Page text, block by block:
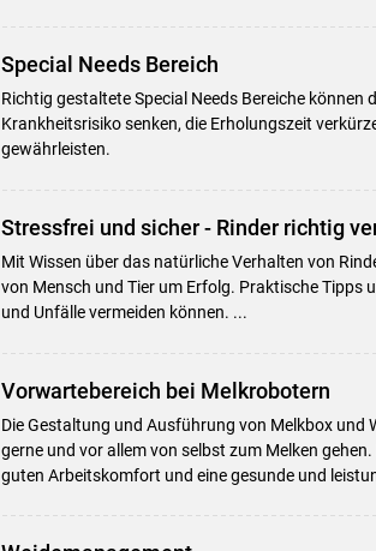
Special Needs Bereich
Richtig gestaltete Special Needs Bereiche können
Krankheitsrisiko senken, die Erholungszeit
gewährleisten.
Stressfrei und sicher - Rinder richtig
Mit Wissen über das natürliche Verhalten von
von Mensch und Tier um Erfolg. Praktische Tipps
und Unfälle vermeiden können. ...
Vorwartebereich bei Melkrobotern
Die Gestaltung und Ausführung von Melkbox und
gerne und vor allem von selbst zum Melken
guten Arbeitskomfort und eine gesunde und